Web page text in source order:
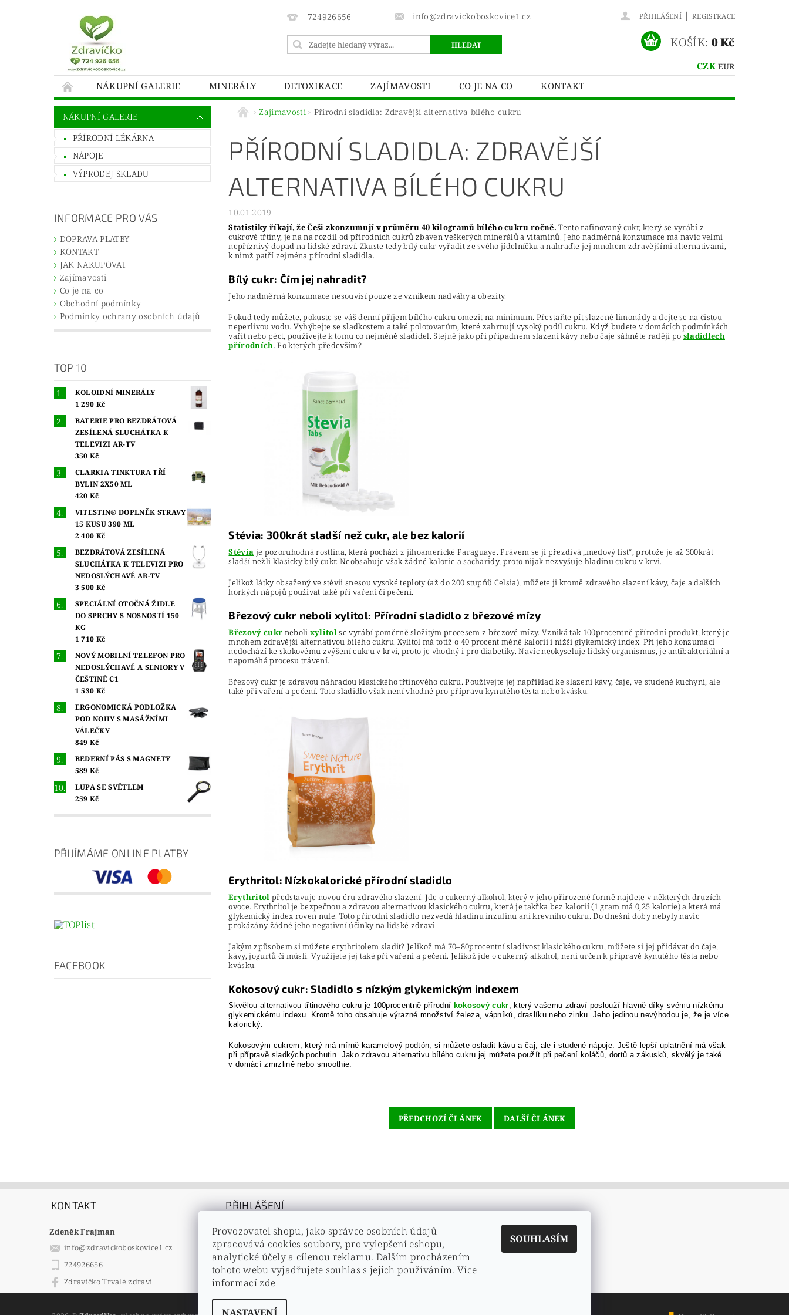
724926656 info@zdravickoboskovice1.cz PŘIHLÁŠENÍ | REGISTRACE
CZK EUR
KOŠÍK: 0 Kč
NÁKUPNÍ GALERIE MINERÁLY DETOXIKACE ZAJÍMAVOSTI CO JE NA CO KONTAKT
NÁKUPNÍ GALERIE
PŘÍRODNÍ LÉKÁRNA
NÁPOJE
VÝPRODEJ SKLADU
INFORMACE PRO VÁS
DOPRAVA PLATBY
KONTAKT
JAK NAKUPOVAT
Zajímavosti
Co je na co
Obchodní podmínky
Podmínky ochrany osobních údajů
TOP 10
KOLOIDNÍ MINERÁLY
1 290 Kč
BATERIE PRO BEZDRÁTOVÁ
ZESÍLENÁ SLUCHÁTKA K
TELEVIZI AR-TV
350 Kč
CLARKIA TINKTURA TŘÍ
BYLIN 2X50 ML
420 Kč
VITESTIN® DOPLNĚK STRAVY
15 KUSŮ 390 ML
2 400 Kč
BEZDRÁTOVÁ ZESÍLENÁ
SLUCHÁTKA K TELEVIZI PRO
NEDOSLÝCHAVÉ AR-TV
3 500 Kč
SPECIÁLNÍ OTOČNÁ ŽIDLE
DO SPRCHY S NOSNOSTÍ 150
KG
1 710 Kč
NOVÝ MOBILNÍ TELEFON PRO
NEDOSLÝCHAVÉ A SENIORY V
ČEŠTINĚ C1
1 530 Kč
ERGONOMICKÁ PODLOŽKA
POD NOHY S MASÁŽNÍMI
VÁLEČKY
849 Kč
BEDERNÍ PÁS S MAGNETY
589 Kč
LUPA SE SVĚTLEM
259 Kč
PŘIJÍMÁME ONLINE PLATBY
FACEBOOK
Zajímavosti Přírodní sladidla: Zdravější alternativa bílého cukru
PŘÍRODNÍ SLADIDLA: ZDRAVĚJŠÍ
ALTERNATIVA BÍLÉHO CUKRU
10.01.2019
Statistiky říkají, že Češi zkonzumují v průměru 40 kilogramů bílého cukru ročně. Tento rafinovaný cukr, který se vyrábí z
cukrové třtiny, je na na rozdíl od přírodních cukrů zbaven veškerých minerálů a vitamínů. Jeho nadměrná konzumace má navíc velmi
nepříznivý dopad na lidské zdraví. Zkuste tedy bílý cukr vyřadit ze svého jídelníčku a nahraďte jej mnohem zdravějšími alternativami,
k nimž patří zejména přírodní sladidla.
Bílý cukr: Čím jej nahradit?
Jeho nadměrná konzumace nesouvisí pouze ze vznikem nadváhy a obezity.
Pokud tedy můžete, pokuste se váš denní příjem bílého cukru omezit na minimum. Přestaňte pít slazené limonády a dejte se na čistou
neperlivou vodu. Vyhýbejte se sladkostem a také polotovarům, které zahrnují vysoký podíl cukru. Když budete v domácích podmínkách
vařit nebo péct, používejte k tomu co nejméně sladidel. Stejně jako při případném slazení kávy nebo čaje sáhněte raději po sladidlech
přírodních. Po kterých především?
Stévia: 300krát sladší než cukr, ale bez kalorií
Stévia je pozoruhodná rostlina, která pochází z jihoamerické Paraguaye. Právem se jí přezdívá „medový list“, protože je až 300krát
sladší nežli klasický bílý cukr. Neobsahuje však žádné kalorie a sacharidy, proto nijak nezvyšuje hladinu cukru v krvi.
Jelikož látky obsažený ve stévii snesou vysoké teploty (až do 200 stupňů Celsia), můžete ji kromě zdravého slazení kávy, čaje a dalších
horkých nápojů používat také při vaření či pečení.
Březový cukr neboli xylitol: Přírodní sladidlo z březové mízy
Březový cukr neboli xylitol se vyrábí poměrně složitým procesem z březové mízy. Vzniká tak 100procentně přírodní produkt, který je
mnohem zdravější alternativou bílého cukru. Xylitol má totiž o 40 procent méně kalorií i nižší glykemický index. Při jeho konzumaci
nedochází ke skokovému zvýšení cukru v krvi, proto je vhodný i pro diabetiky. Navíc neokyseluje lidský organismus, je antibakteriální a
napomáhá procesu trávení.
Březový cukr je zdravou náhradou klasického třtinového cukru. Používejte jej například ke slazení kávy, čaje, ve studené kuchyni, ale
také při vaření a pečení. Toto sladidlo však není vhodné pro přípravu kynutého těsta nebo kvásku.
Erythritol: Nízkokalorické přírodní sladidlo
Erythritol představuje novou éru zdravého slazení. Jde o cukerný alkohol, který v jeho přirozené formě najdete v některých druzích
ovoce. Erythritol je bezpečnou a zdravou alternativou klasického cukru, která je takřka bez kalorií (1 gram má 0,25 kalorie) a která má
glykemický index roven nule. Toto přírodní sladidlo nezvedá hladinu inzulínu ani krevního cukru. Do dnešní doby nebyly navíc
prokázány žádné jeho negativní účinky na lidské zdraví.
Jakým způsobem si můžete erythritolem sladit? Jelikož má 70–80procentní sladivost klasického cukru, můžete si jej přidávat do čaje,
kávy, jogurtů či müsli. Využijete jej také při vaření a pečení. Jelikož jde o cukerný alkohol, není určen k přípravě kynutého těsta nebo
kvásku.
Kokosový cukr: Sladidlo s nízkým glykemickým indexem
Skvělou alternativou třtinového cukru je 100procentně přírodní kokosový cukr, který vašemu zdraví poslouží hlavně díky svému nízkému
glykemickému indexu. Kromě toho obsahuje výrazné množství železa, vápníků, draslíku nebo zinku. Jeho jedinou nevýhodou je, že je více
kalorický.
Kokosovým cukrem, který má mírně karamelový podtón, si můžete osladit kávu a čaj, ale i studené nápoje. Ještě lepší uplatnění má však
při přípravě sladkých pochutin. Jako zdravou alternativu bílého cukru jej můžete použít při pečení koláčů, dortů a zákusků, skvělý je také
v domácí zmrzlině nebo smoothie.
PŘEDCHOZÍ ČLÁNEK DALŠÍ ČLÁNEK
KONTAKT
Zdeněk Frajman
info@zdravickoboskovice1.cz
724926656
Zdravíčko Trvalé zdraví
PŘIHLÁŠENÍ
E-mail
Heslo
Registrace
Zapomenuté heslo
Provozovatel shopu, jako správce osobních údajů
zpracovává cookies soubory, pro vylepšení eshopu,
analytické účely a cílenou reklamu. Dalším procházením
tohoto webu vyjadřujete souhlas s jejich používáním. Více
informací zde
SOUHLASÍM